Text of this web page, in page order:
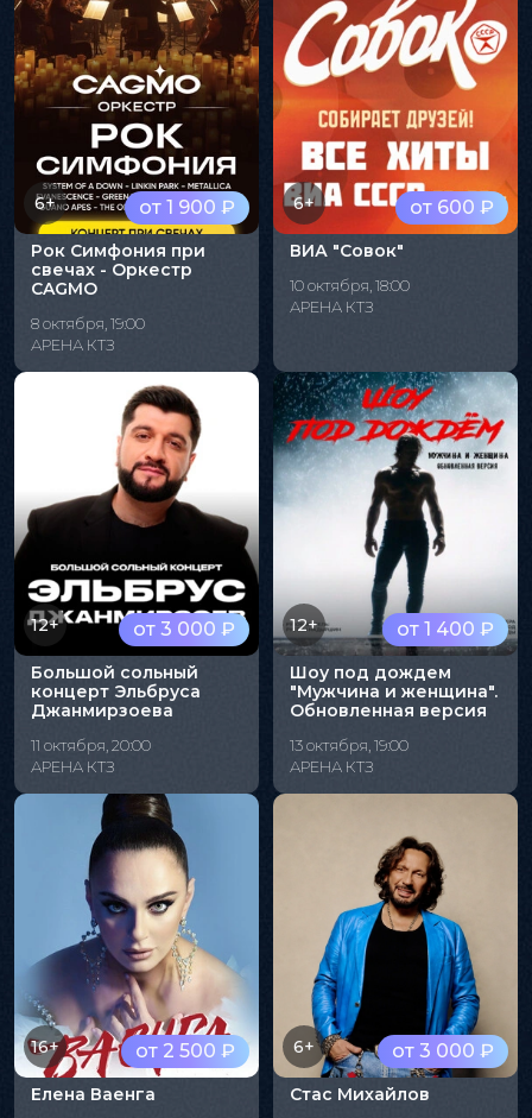
от 1 900 ₽
6+
Рок Симфония при
свечах - Оркестр
CAGMO
8 октября, 19:00
АРЕНА КТЗ
от 600 ₽
6+
ВИА "Совок"
10 октября, 18:00
АРЕНА КТЗ
от 3 000 ₽
12+
Большой сольный
концерт Эльбруса
Джанмирзоева
11 октября, 20:00
АРЕНА КТЗ
от 1 400 ₽
12+
Шоу под дождем
"Мужчина и женщина".
Обновленная версия
13 октября, 19:00
АРЕНА КТЗ
от 2 500 ₽
16+
Елена Ваенга
от 3 000 ₽
6+
Стас Михайлов